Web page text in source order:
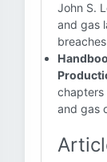
John S.
and gas
chapters
and gas